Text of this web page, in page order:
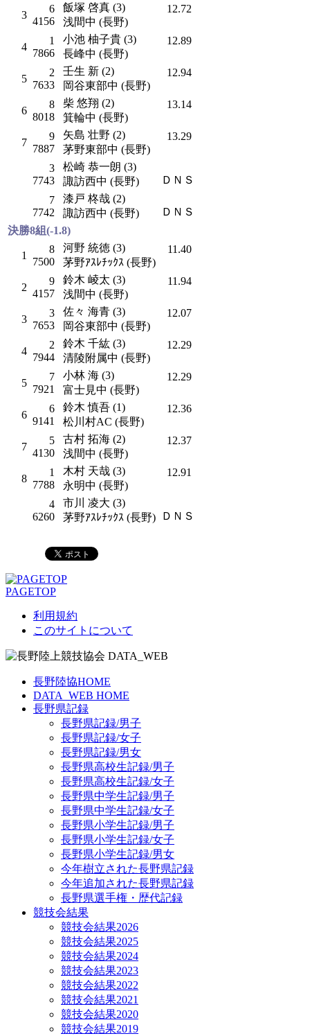
3
6
4156
飯塚 啓真 (3)
浅間中 (長野)
12.72
4
1
7866
小池 柚子貴 (3)
長峰中 (長野)
12.89
5
2
7633
壬生 新 (2)
岡谷東部中 (長野)
12.94
6
8
8018
柴 悠翔 (2)
箕輪中 (長野)
13.14
7
9
7887
矢島 壮野 (2)
茅野東部中 (長野)
13.29
3
7743
松崎 恭一朗 (3)
諏訪西中 (長野)
ＤＮＳ
7
7742
漆戸 柊哉 (2)
諏訪西中 (長野)
ＤＮＳ
決勝8組(-1.8)
1
8
7500
河野 統徳 (3)
茅野ｱｽﾚﾁｯｸｽ (長野)
11.40
2
9
4157
鈴木 崚太 (3)
浅間中 (長野)
11.94
3
3
7653
佐々 海青 (3)
岡谷東部中 (長野)
12.07
4
2
7944
鈴木 千紘 (3)
清陵附属中 (長野)
12.29
5
7
7921
小林 海 (3)
富士見中 (長野)
12.29
6
6
9141
鈴木 慎吾 (1)
松川村AC (長野)
12.36
7
5
4130
古村 拓海 (2)
浅間中 (長野)
12.37
8
1
7788
木村 天哉 (3)
永明中 (長野)
12.91
4
6260
市川 凌大 (3)
茅野ｱｽﾚﾁｯｸｽ (長野)
ＤＮＳ
PAGETOP
利用規約
このサイトについて
長野陸協HOME
DATA_WEB HOME
長野県記録
長野県記録/男子
長野県記録/女子
長野県記録/男女
長野県高校生記録/男子
長野県高校生記録/女子
長野県中学生記録/男子
長野県中学生記録/女子
長野県小学生記録/男子
長野県小学生記録/女子
長野県小学生記録/男女
今年樹立された長野県記録
今年追加された長野県記録
長野県選手権・歴代記録
競技会結果
競技会結果2026
競技会結果2025
競技会結果2024
競技会結果2023
競技会結果2022
競技会結果2021
競技会結果2020
競技会結果2019